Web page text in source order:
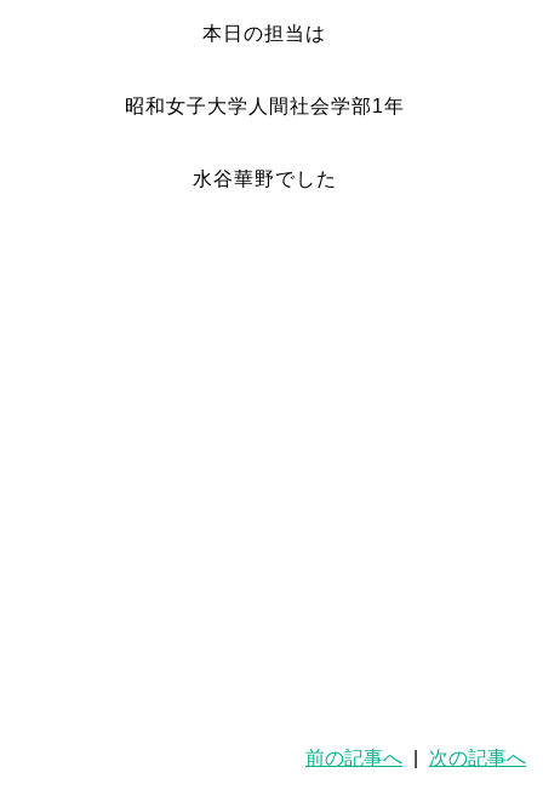
本日の担当は
昭和女子大学人間社会学部1年
水谷華野でした
前の記事へ 次の記事へ